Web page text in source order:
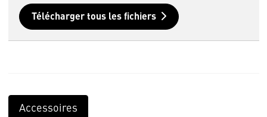
Télécharger tous les fichiers
Accessoires